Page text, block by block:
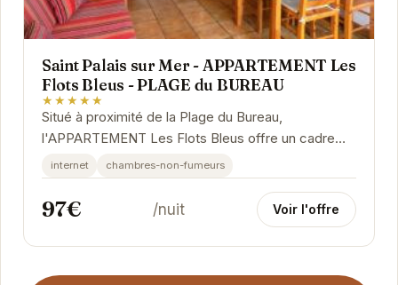
Saint Palais sur Mer - APPARTEMENT Les
Flots Bleus - PLAGE du BUREAU
★★★★★
Situé à proximité de la Plage du Bureau,
l'APPARTEMENT Les Flots Bleus offre un cadre
idéal pour des vacances relaxantes.
internet chambres-non-fumeurs
97€ /nuit Voir l'offre